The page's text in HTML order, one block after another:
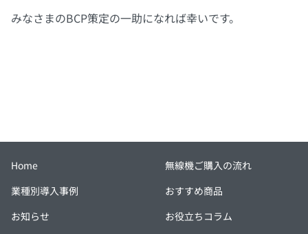
みなさまのBCP策定の一助になれば幸いです。
Home
無線機ご購入の流れ
業種別導入事例
おすすめ商品
お知らせ
お役立ちコラム